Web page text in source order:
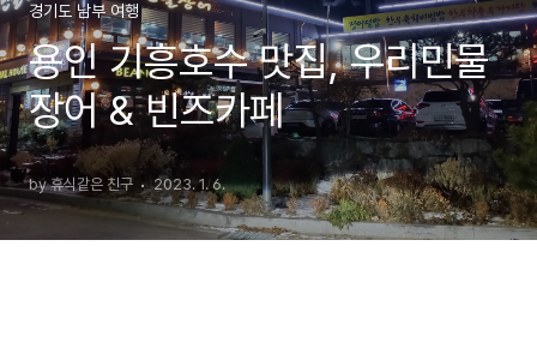
경기도 남부 여행
용인 기흥호수 맛집, 우리민물
장어 & 빈즈카페
by 휴식같은 친구 2023. 1. 6.